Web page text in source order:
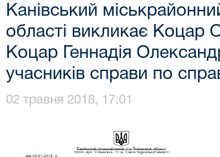
Канівський
області викликає Коцар
Коцар Геннадія
учасників справи по
02 травня 2018, 17:01